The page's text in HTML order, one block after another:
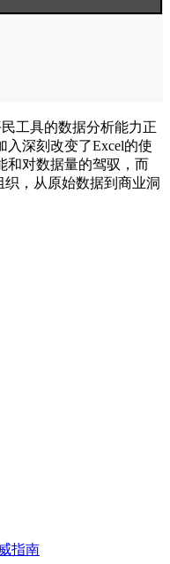
工具的数据分析能力正
深刻改变了Excel的使
和对数据量的驾驭，而
，从原始数据到商业洞
指南